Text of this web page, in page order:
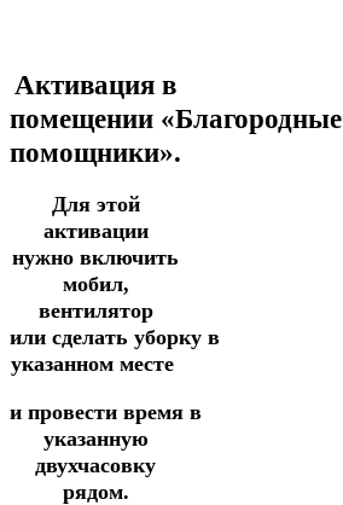
Активация в
помещении «Благородные
помощники».
Для этой
активации
нужно включить
мобил,
вентилятор
или сделать уборку в
указанном месте
и провести время в
указанную
двухчасовку
рядом.